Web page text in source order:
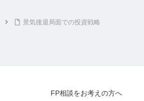
景気後退局面での投資戦略
FP相談をお考えの方へ